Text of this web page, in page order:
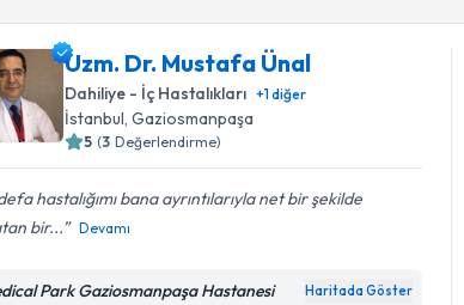
Uzm. Dr. Mustafa Ünal
Dahiliye - İç Hastalıkları +1diğer
İstanbul ,Gaziosmanpaşa
5 (3 Değerlendirme)
hastalığımı bana ayrıntılarıyla net bir şekilde
bir...
Devamı
Park Gaziosmanpaşa Hastanesi Haritada Göster